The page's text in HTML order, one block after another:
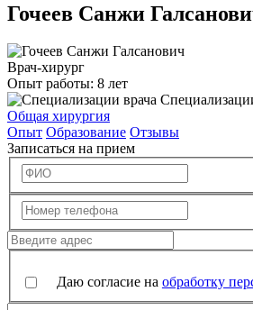
Гочеев Санжи
Врач-хирург
Опыт работы: 8 лет
Общая хирургия
Опыт Образование Отзывы
Записаться на прием
Даю согласие на обработку